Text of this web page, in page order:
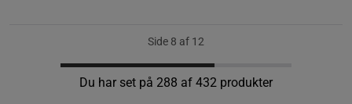
Side 8 af 12
Du har set på 288 af 432 produkter